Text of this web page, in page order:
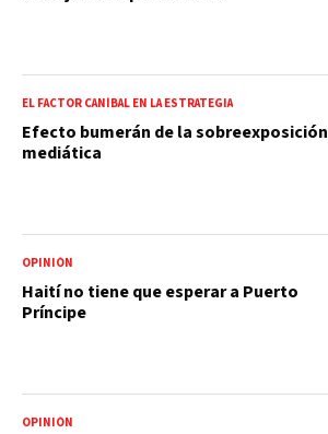
EL FACTOR CANÍBAL EN LA ESTRATEGIA
Efecto bumerán de la sobreexposición
mediática
OPINIÓN
Haití no tiene que esperar a Puerto
Príncipe
OPINIÓN